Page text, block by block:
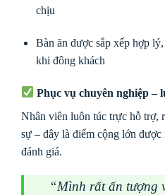
chịu
Bàn ăn được sắp xếp hợp
khi đông khách
Phục vụ chuyên nghiệp –
Nhân viên luôn túc trực hỗ trợ,
sự – đây là điểm cộng lớn
đánh giá.
“Mình rất ấn tượng